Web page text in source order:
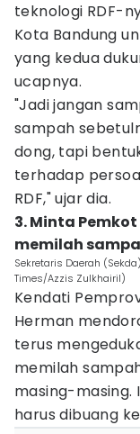
teknologi RDF-
Kota Bandung
yang kedua
ucapnya.
"Jadi jangan
sampah
dong, tapi
terhadap
RDF," ujar dia.
3. Minta
memilah
Sekretaris Daerah
Times/Azzis Zulkhairil)
Kendati
Herman
terus
memilah
masing-masing.
harus dibuang ke